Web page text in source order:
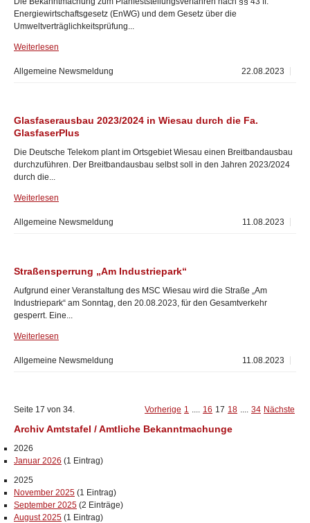
Energiewirtschaftsgesetz (EnWG) und dem Gesetz über die
Umweltverträglichkeitsprüfung...
Weiterlesen
22.08.2023
Allgemeine Newsmeldung
Glasfaserausbau 2023/2024 in Wiesau durch die Fa.
GlasfaserPlus
Die Deutsche Telekom plant im Ortsgebiet Wiesau einen Breitbandausbau
durchzuführen. Der Breitbandausbau selbst soll in den Jahren 2023/2024
durch die...
Weiterlesen
11.08.2023
Allgemeine Newsmeldung
Straßensperrung „Am Industriepark“
Aufgrund einer Veranstaltung des MSC Wiesau wird die Straße „Am
Industriepark“ am Sonntag, den 20.08.2023, für den Gesamtverkehr
gesperrt. Eine...
Weiterlesen
11.08.2023
Allgemeine Newsmeldung
Seite 17 von 34. Vorherige 1 .... 16 17 18 .... 34 Nächste
Archiv Amtstafel / Amtliche Bekanntmachunge
2026
Januar 2026 (1 Eintrag)
2025
November 2025 (1 Eintrag)
September 2025 (2 Einträge)
August 2025 (1 Eintrag)